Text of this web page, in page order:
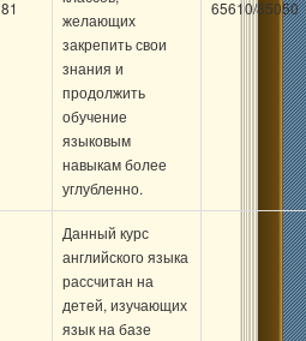
81
желающих
закрепить свои
знания и
продолжить
обучение
языковым
навыкам более
углубленно.
65610/85050
Данный курс
английского языка
рассчитан на
детей, изучающих
язык на базе